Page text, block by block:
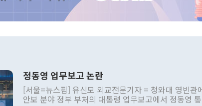
정동영 업무보고 논란
[서울=뉴스핌] 유신모 외교전문기자 = 청와대 영빈관
안보 분야 정부 부처의 대통령 업무보고에서 정동영